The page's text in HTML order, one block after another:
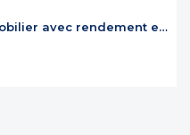
Ensemble immobilier avec rendement et potentiel – Jardins de la Baie Orientale